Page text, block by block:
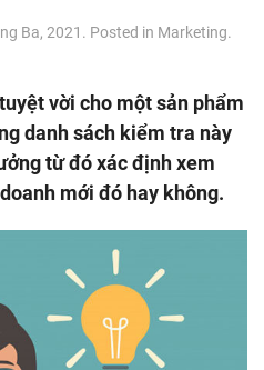
Ba, 2021 . Posted in Marketing.
vời cho một sản phẩm
danh sách kiểm tra này
từ đó xác định xem
mới đó hay không.